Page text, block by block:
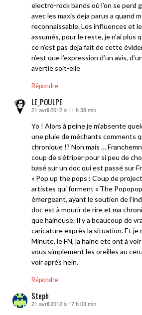
electro-rock bands où l’on se perd
avec les maxis deja parus a quand
reconnaissable. Les influences et
assumés, pour le reste, je n’ai plus
ce n’est pas deja fait de cette
n’est que l’expression d’un avis,
avertie soit-elle
Répondre
LE_POULPE
dit :
21 avril 2012 à 11 h 38 min
Yo ! Alors à peine je m’absente
une pluie de méchants comments
chronique !? Non mais …
coup de s’étriper pour si peu de
basé sur un doc qui est passé sur
« Pop up the pops : Coup de
artistes qui forment « The
émergeant, ayant le soutien de
doc est à mourir de rire et ma
que haineuse. Il y a beaucoup de
caricature exprès la situation. Et je
Minute, le FN, la haine etc ont à
vous simplement les oreilles au
voir après hein.
Répondre
Steph
dit :
21 avril 2012 à 17 h 03 min